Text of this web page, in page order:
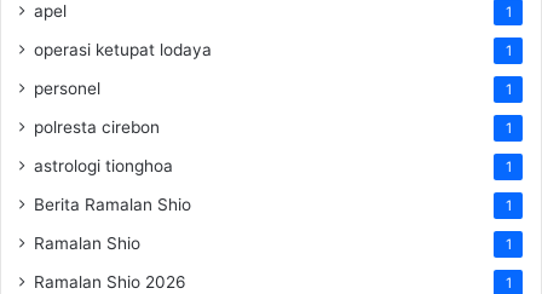
apel 1
operasi ketupat lodaya 1
personel 1
polresta cirebon 1
astrologi tionghoa 1
Berita Ramalan Shio 1
Ramalan Shio 1
Ramalan Shio 2026 1